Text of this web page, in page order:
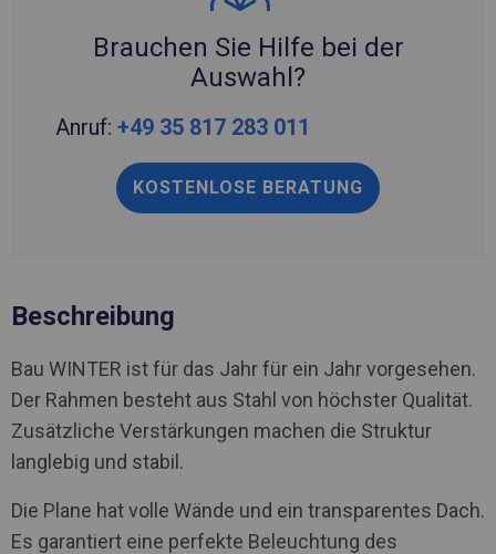
Brauchen Sie Hilfe bei der
Auswahl?
Anruf: +49 35 817 283 011
KOSTENLOSE BERATUNG
Beschreibung
Bau WINTER ist für das Jahr für ein Jahr vorgesehen.
Der Rahmen besteht aus Stahl von höchster Qualität.
Zusätzliche Verstärkungen machen die Struktur
langlebig und stabil.
Die Plane hat volle Wände und ein transparentes Dach.
Es garantiert eine perfekte Beleuchtung des